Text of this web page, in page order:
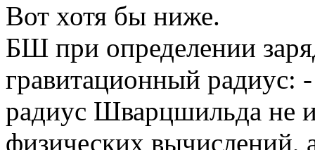
Вот хотя бы ниже.
БШ при определении
гравитационный радиус:
радиус Шварцшильда не
физических вычислений,